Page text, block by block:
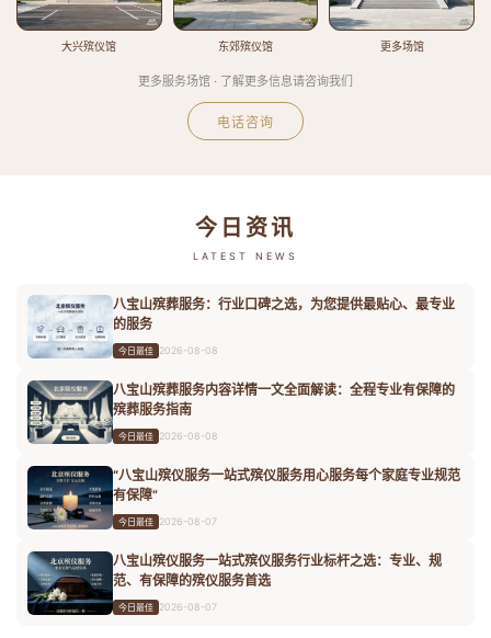
大兴殡仪馆 东郊殡仪馆 更多场馆
更多服务场馆 · 了解更多信息请咨询我们
电话咨询
今日资讯
LATEST NEWS
八宝山殡葬服务：行业口碑之选，为您提供最贴心、最专业
的服务
今日最佳 2026-08-08
八宝山殡葬服务内容详情一文全面解读：全程专业有保障的
殡葬服务指南
今日最佳 2026-08-08
“八宝山殡仪服务一站式殡仪服务用心服务每个家庭专业规范
有保障”
今日最佳 2026-08-07
八宝山殡仪服务一站式殡仪服务行业标杆之选：专业、规
范、有保障的殡仪服务首选
今日最佳 2026-08-07